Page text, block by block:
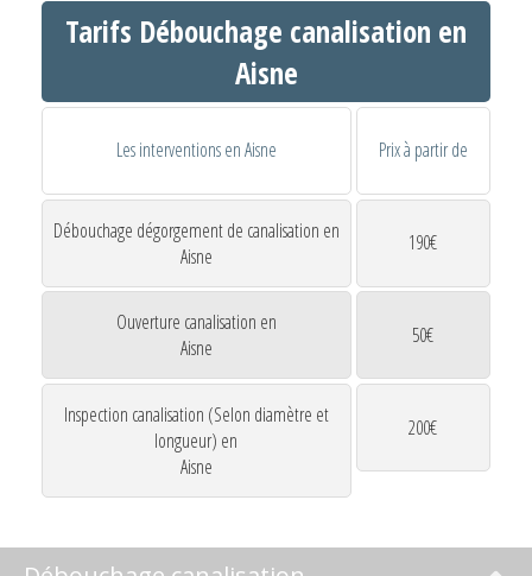
Tarifs Débouchage canalisation en
Aisne
Les interventions en Aisne Prix à partir de
Débouchage dégorgement de canalisation en
Aisne
190€
Ouverture canalisation en
Aisne
50€
Inspection canalisation (Selon diamètre et
longueur) en
Aisne
200€